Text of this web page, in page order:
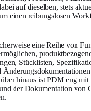
auf dieselben, stets
einen reibungslosen
eine Reihe von
Stücklisten,
hinaus ist PDM eng mit
der Dokumentation von